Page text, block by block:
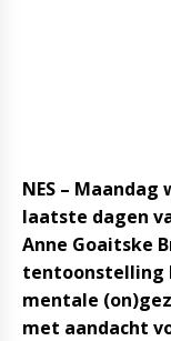
NES –
laatste dagen
Anne Goaitske
tentoonstelling
mentale
met aandacht